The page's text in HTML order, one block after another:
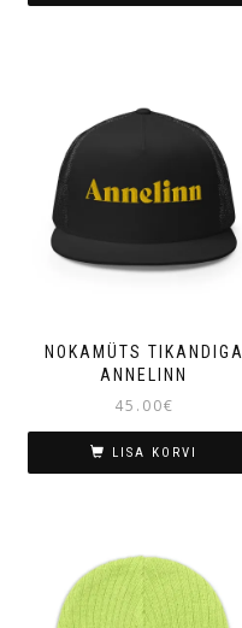
NOKAMÜTS TIKANDIGA
ANNELINN
45.00€
LISA KORVI